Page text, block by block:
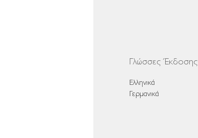
Γλώσσες Έκδοσης
Ελληνικά
Γερμανικά